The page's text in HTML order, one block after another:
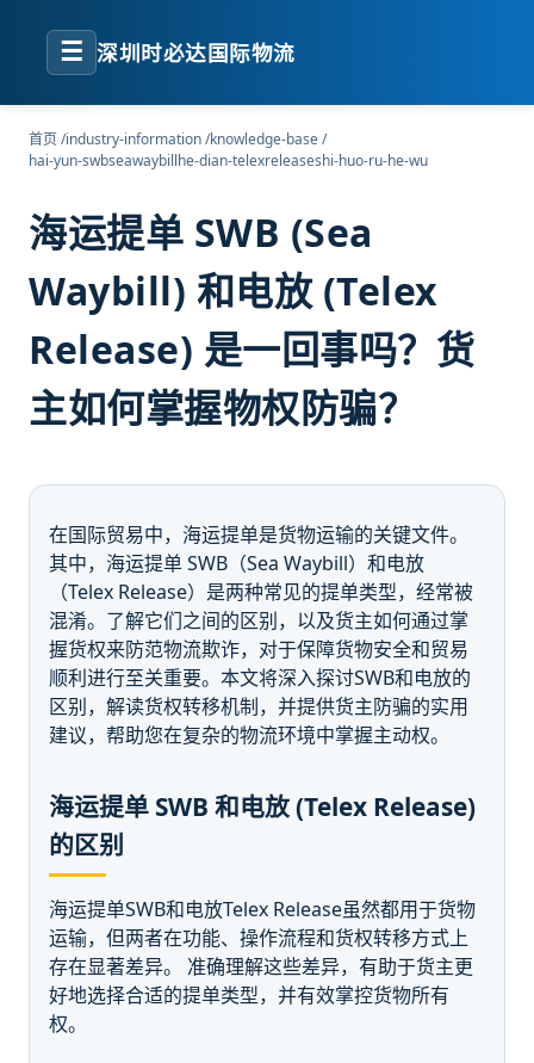
☰ 深圳时必达国际物流
首页/industry-information/knowledge-base/
hai-yun-swbseawaybillhe-dian-telexreleaseshi-huo-ru-he-wu
海运提单 SWB (Sea
Waybill) 和电放 (Telex
Release) 是一回事吗？货
主如何掌握物权防骗？
在国际贸易中，海运提单是货物运输的关键文件。
其中，海运提单 SWB（Sea Waybill）和电放
（Telex Release）是两种常见的提单类型，经常被
混淆。了解它们之间的区别，以及货主如何通过掌
握货权来防范物流欺诈，对于保障货物安全和贸易
顺利进行至关重要。本文将深入探讨SWB和电放的
区别，解读货权转移机制，并提供货主防骗的实用
建议，帮助您在复杂的物流环境中掌握主动权。
海运提单 SWB 和电放 (Telex Release)
的区别
海运提单SWB和电放Telex Release虽然都用于货物
运输，但两者在功能、操作流程和货权转移方式上
存在显著差异。 准确理解这些差异，有助于货主更
好地选择合适的提单类型，并有效掌控货物所有
权。